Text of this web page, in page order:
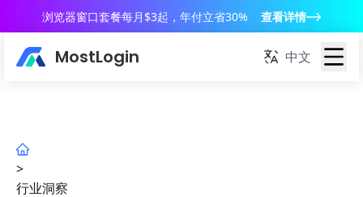
浏览器窗口套餐每月$3起，年付立省30% 查看详情
MostLogin 中文
>
行业洞察